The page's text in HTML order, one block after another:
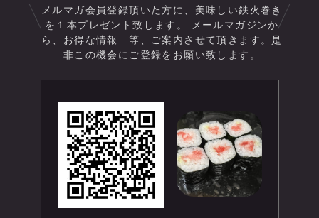
メルマガ会員登録頂いた方に、美味しい鉄火巻き
を１本プレゼント致します。 メールマガジンか
ら、お得な情報 等、ご案内させて頂きます。是
非この機会にご登録をお願い致します。